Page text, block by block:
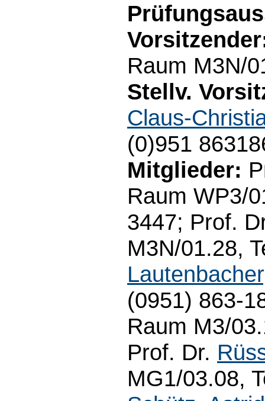
Raum M3N/
Stellv.
Claus-
(0)951
Mitglieder:
Raum WP3/
3447; Prof.
M3N/01.28,
(0951) 863-
Raum M3/
Prof. Dr.
MG1/03.08,